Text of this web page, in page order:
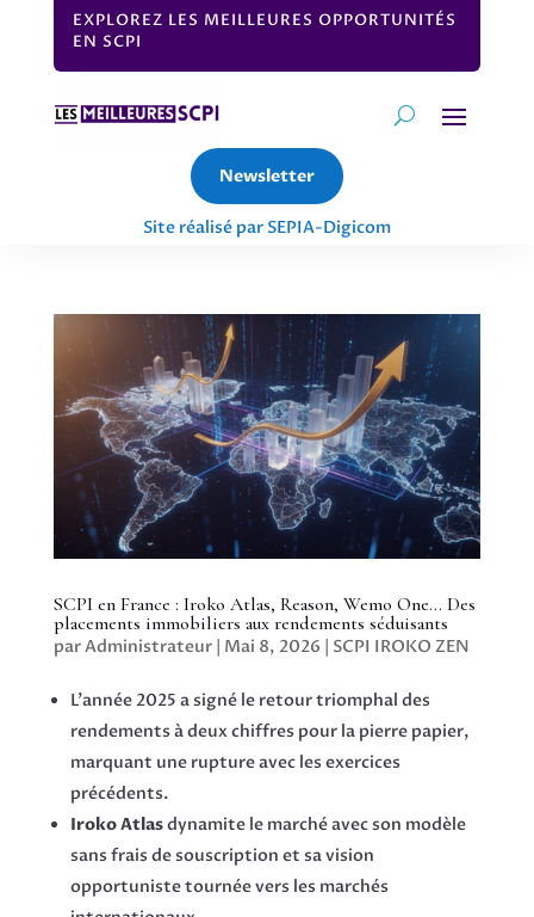
EXPLOREZ LES MEILLEURES OPPORTUNITÉS
EN SCPI
Newsletter
Site réalisé par SEPIA-Digicom
SCPI en France : Iroko Atlas, Reason, Wemo One… Des
placements immobiliers aux rendements séduisants
parAdministrateur| Mai 8, 2026 | SCPI IROKO ZEN
L’année 2025 a signé le retour triomphal des
rendements à deux chiffres pour la pierre papier,
marquant une rupture avec les exercices
précédents.
Iroko Atlasdynamite le marché avec son modèle
sans frais de souscription et sa vision
opportuniste tournée vers les marchés